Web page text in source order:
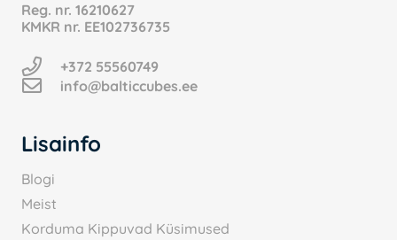
Reg. nr. 16210627
KMKR nr. EE102736735
+372 55560749
info@balticcubes.ee
Lisainfo
Blogi
Meist
Korduma Kippuvad Küsimused